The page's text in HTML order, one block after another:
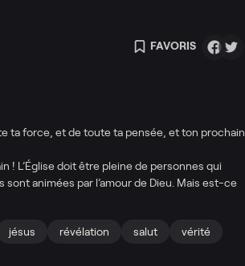
FAVORIS
ta force, et de toute ta pensée, et ton prochain
! L’Église doit être pleine de personnes qui
animées par l’amour de Dieu. Mais est-ce
jésus révélation salut vérité